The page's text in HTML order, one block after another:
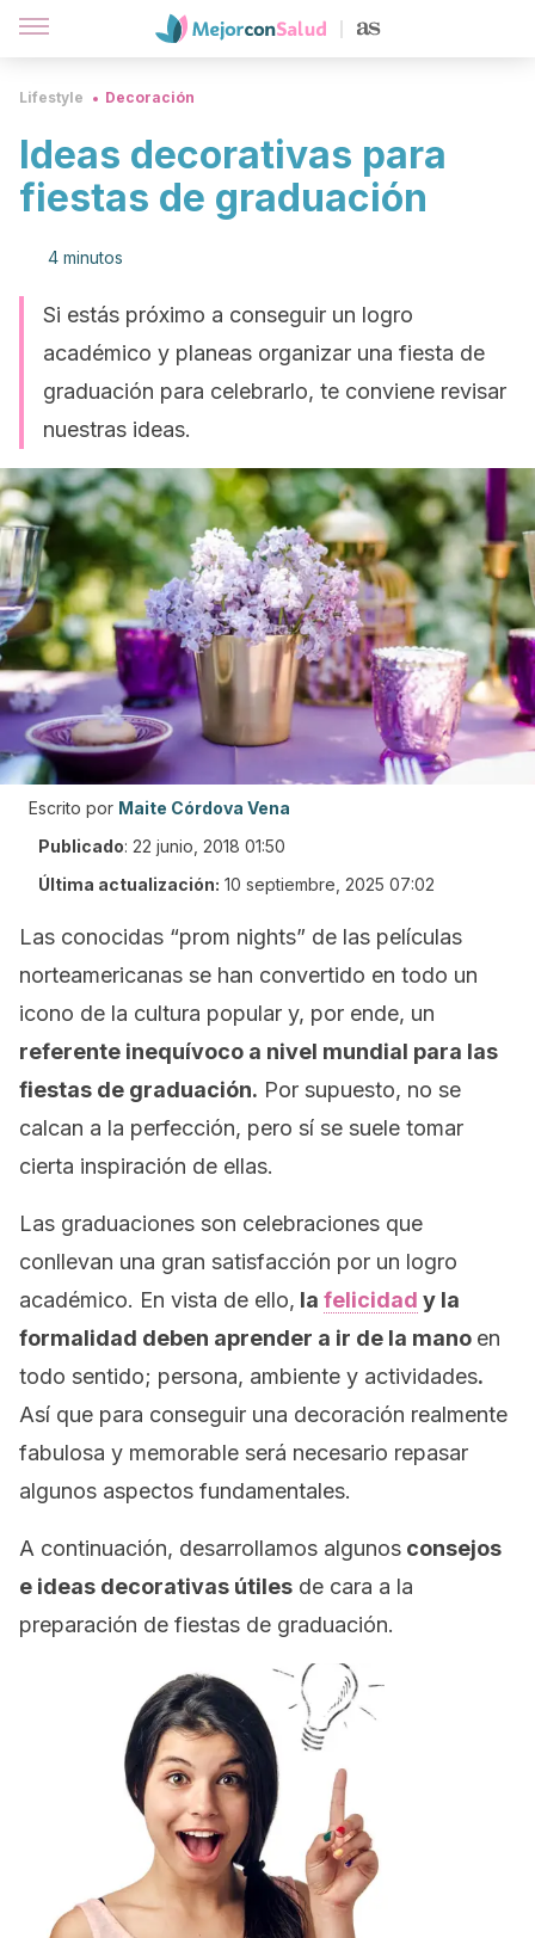
Lifestyle Decoración
Ideas decorativas para
fiestas de graduación
4 minutos
Si estás próximo a conseguir un logro
académico y planeas organizar una fiesta de
graduación para celebrarlo, te conviene revisar
nuestras ideas.
Escrito por Maite Córdova Vena
Publicado: 22 junio, 2018 01:50
Última actualización: 10 septiembre, 2025 07:02
Las conocidas “prom nights” de las películas
norteamericanas se han convertido en todo un
icono de la cultura popular y, por ende, un
referente inequívoco a nivel mundial para las
fiestas de graduación. Por supuesto, no se
calcan a la perfección, pero sí se suele tomar
cierta inspiración de ellas.
Las graduaciones son celebraciones que
conllevan una gran satisfacción por un logro
académico. En vista de ello, la felicidad y la
formalidad deben aprender a ir de la mano en
todo sentido; persona, ambiente y actividades.
Así que para conseguir una decoración realmente
fabulosa y memorable será necesario repasar
algunos aspectos fundamentales.
A continuación, desarrollamos algunos consejos
e ideas decorativas útiles de cara a la
preparación de fiestas de graduación.